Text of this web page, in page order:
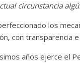
circunstancia
los
con transparencia e
años ejerce el
0
Una
de
28